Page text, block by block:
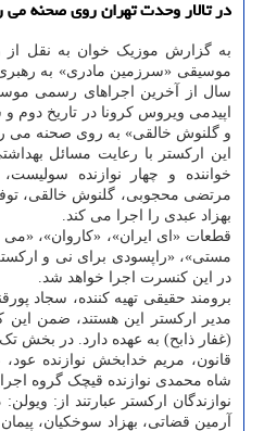
در تالار وحدت تهران روی صحنه می
به گزارش موزیک خوان به نقل از
موسیقی «سرزمین مادری» به
سال از آخرین اجراهای رسمی
اپیدمی ویروس کرونا در تاریخ دوم و
و گلنوش خالقی» به روی صحنه می
این ارکستر با رعایت مسائل
خواننده و چهار نوازنده
مرتضی محجوبی، گلنوش خالقی،
بهزاد عبدی را اجرا می کند.
قطعات «ای ایران»، «کاروان»،
مستی»، «راپسودی برای نی و
در این کنسرت اجرا خواهد شد.
برومند حقیقی تهیه کننده، سجاد
مدیر ارکستر این هستند، ضمن این
(غفار ذابح) به عهده دارد. در بخش
قانون، مریم خدابخش نوازنده
شاه محمدی نوازنده قیچک گروه
نوازندگان ارکستر عبارتند از:
آرمین قضاتی، بهزاد سوخکیان،